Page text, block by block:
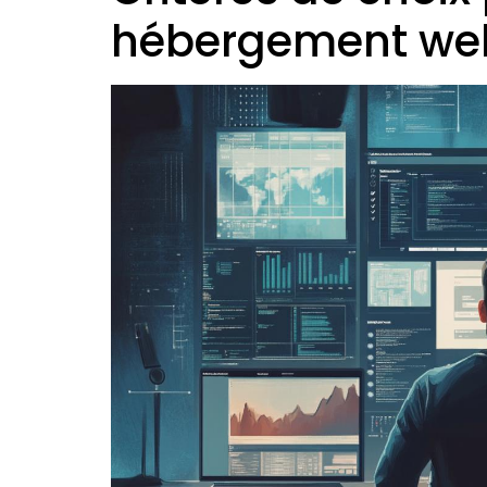
hébergement